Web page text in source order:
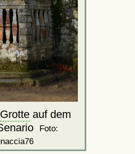
Grotte auf dem
Foto: